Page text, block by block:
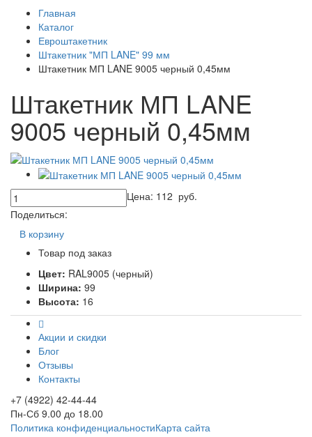
Главная
Каталог
Евроштакетник
Штакетник "МП LANE" 99 мм
Штакетник МП LANE 9005 черный 0,45мм
Штакетник МП LANE
9005 черный 0,45мм
Цена: 112 руб.
Поделиться:
В корзину
Товар под заказ
Цвет: RAL9005 (черный)
Ширина: 99
Высота: 16
Акции и скидки
Блог
Отзывы
Контакты
+7 (4922) 42-44-44
Пн-Сб 9.00 до 18.00
Политика конфиденциальностиКарта сайта